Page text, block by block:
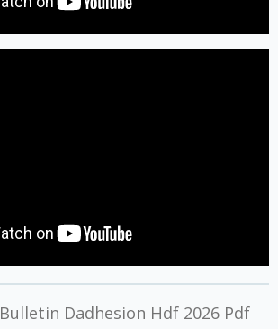
Bulletin Dadhesion Hdf 2026 Pdf